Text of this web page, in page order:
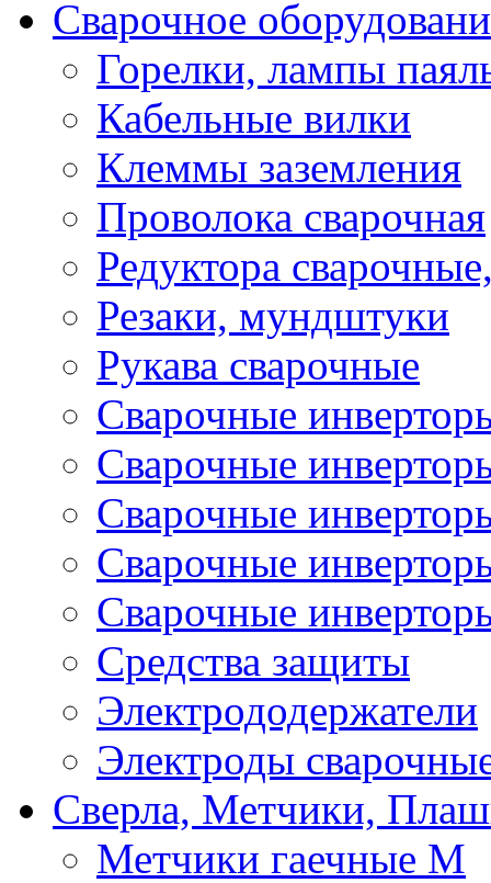
Сварочное
Горелки, лампы
Кабельные вилки
Клеммы заземления
Проволока сварочная
Редуктора
Резаки, мундштуки
Рукава сварочные
Сварочные
Сварочные
Сварочные
Сварочные
Сварочные
Средства защиты
Электрододержатели
Электроды
Сверла, Метчики,
Метчики гаечные М